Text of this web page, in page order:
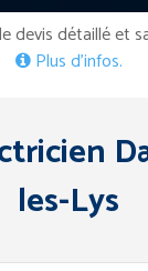
devis détaillé et
Plus d’infos.
les-Lys